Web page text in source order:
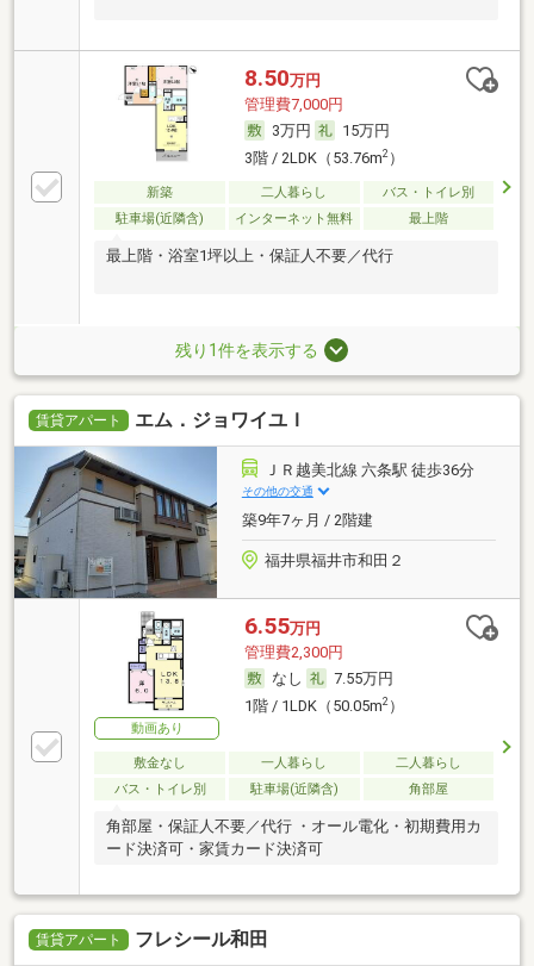
8.50万円
管理費7,000円
3万円
15万円
3階 / 2LDK（53.76m2）
新築 二人暮らし
バス・トイレ別
駐車場(近隣含)
インターネット無料 最上階
最上階・浴室1坪以上・保証人不要／代行
残り1件を表示する
賃貸アパート エム．ジョワイユＩ
ＪＲ越美北線 六条駅 徒歩36分
その他の交通
築9年7ヶ月 / 2階建
福井県福井市和田２
動画あり
6.55万円
管理費2,300円
なし
7.55万円
1階 / 1LDK（50.05m2）
敷金なし 一人暮らし
二人暮らし
バス・トイレ別
駐車場(近隣含) 角部屋
角部屋・保証人不要／代行 ・オール電化・初期費用カ
ード決済可・家賃カード決済可
賃貸アパート フレシール和田